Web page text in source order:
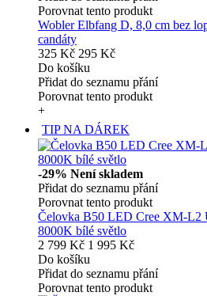
Porovnat tento produkt
Wobler Elbfang D, 8,0 cm bez
candáty
325 Kč 295 Kč
Do košíku
Přidat do seznamu přání
Porovnat tento produkt
+
TIP NA DÁREK
-29% Není skladem
Přidat do seznamu přání
Porovnat tento produkt
Čelovka B50 LED Cree XM-L2
8000K bílé světlo
2 799 Kč 1 995 Kč
Do košíku
Přidat do seznamu přání
Porovnat tento produkt